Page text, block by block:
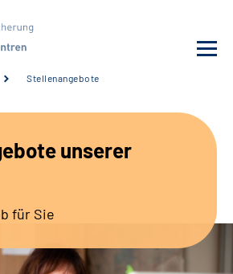
Stellenangebote
unserer
für Sie